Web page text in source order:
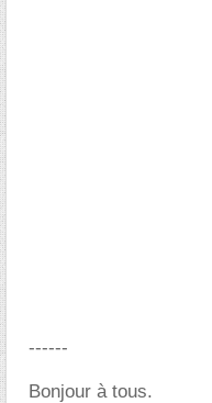
------
Bonjour à tous.